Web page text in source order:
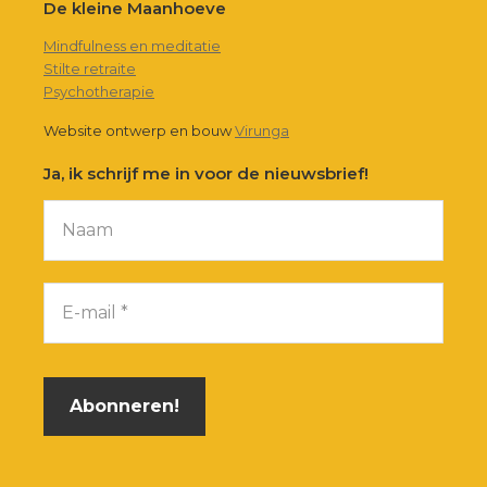
De kleine Maanhoeve
Mindfulness en meditatie
Stilte retraite
Psychotherapie
Website ontwerp en bouwVirunga
Ja, ik schrijf me in voor de nieuwsbrief!